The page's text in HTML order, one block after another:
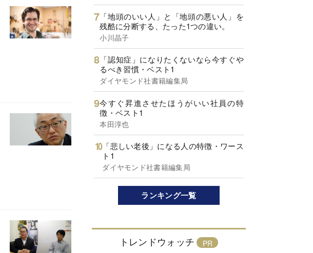
「地頭のいい人」と「地頭の悪い人」を
残酷に分断する、たった1つの違い。
小川晶子
「認知症」になりたくないなら今すぐや
るべき習慣・ベスト1
ダイヤモンド社書籍編集局
今すぐ昇進させたほうがいい社員の特
徴・ベスト1
本田淳也
「悲しい老後」になる人の特徴・ワース
ト1
ダイヤモンド社書籍編集局
ランキング一覧
トレンドウォッチ